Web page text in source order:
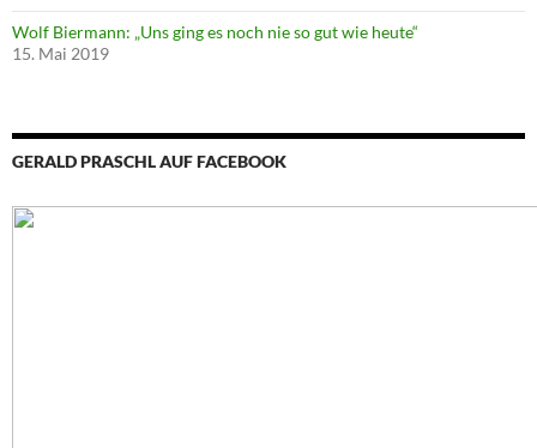
Wolf Biermann: „Uns ging es noch nie so gut wie heute“
15. Mai 2019
GERALD PRASCHL AUF FACEBOOK